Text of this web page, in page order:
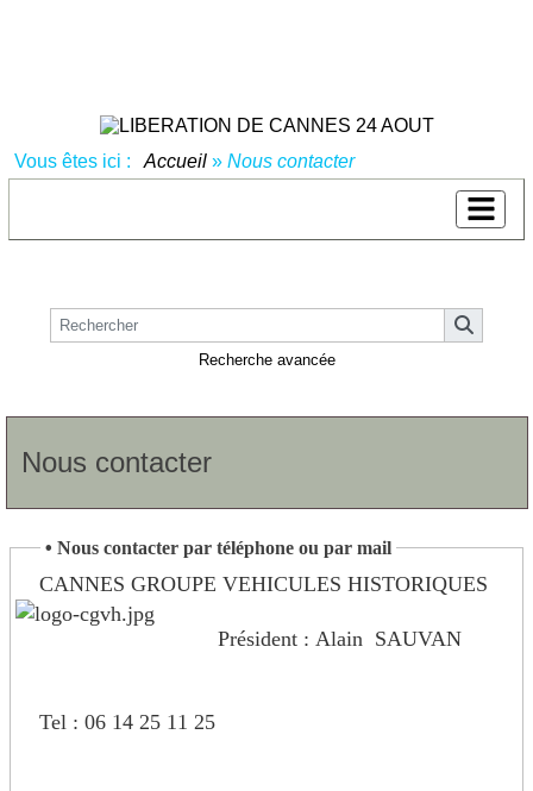
Vous êtes ici : Accueil » Nous contacter
Recherche avancée
Nous contacter
• Nous contacter par téléphone ou par mail
CANNES GROUPE VEHICULES HISTORIQUES
Président : Alain SAUVAN
Tel : 06 14 25 11 25